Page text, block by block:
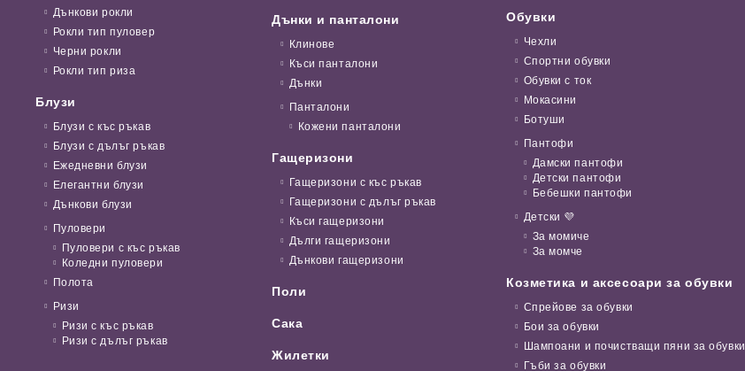
Дънкови рокли
Рокли тип пуловер
Черни рокли
Рокли тип риза
Блузи
Блузи с къс ръкав
Блузи с дълъг ръкав
Ежедневни блузи
Елегантни блузи
Дънкови блузи
Пуловери
Пуловери с къс ръкав
Коледни пуловери
Полота
Ризи
Ризи с къс ръкав
Ризи с дълъг ръкав
Дънки и панталони
Клинове
Къси панталони
Дънки
Панталони
Кожени панталони
Гащеризони
Гащеризони с къс ръкав
Гащеризони с дълъг ръкав
Къси гащеризони
Дълги гащеризони
Дънкови гащеризони
Поли
Сака
Жилетки
Обувки
Чехли
Спортни обувки
Обувки с ток
Мокасини
Ботуши
Пантофи
Дамски пантофи
Детски пантофи
Бебешки пантофи
Детски 💜
За момиче
За момче
Козметика и аксесоари за обувки
Спрейове за обувки
Бои за обувки
Шампоани и почистващи пяни за обувки
Гъби за обувки